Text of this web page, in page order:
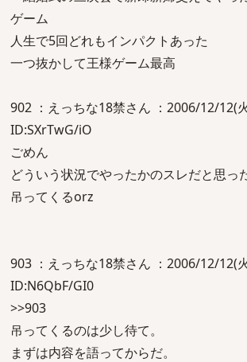
ゲーム
人生で5回どれもインパクトあった
一つ抜かして王様ゲーム最高
902 ：えっちな18禁さん ：2006/12/12(
ID:SXrTwG/iO
ごめん
どういう状況でやったかのスレだと思っ
吊ってくるorz
903 ：えっちな18禁さん ：2006/12/12(
ID:N6QbF/GI0
>>903
吊ってくるのは少し待て。
まずは内容を語ってからだ。